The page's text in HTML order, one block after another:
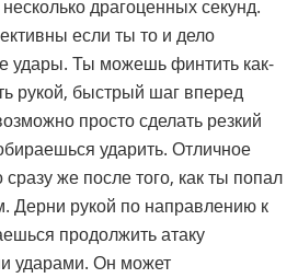
драгоценных секунд.
если ты то и дело
удары. Ты можешь финтить как-
рукой, быстрый шаг вперед
просто сделать резкий
ударить. Отличное
же после того, как ты попал
Дерни рукой по направлению к
продолжить атаку
ударами. Он может